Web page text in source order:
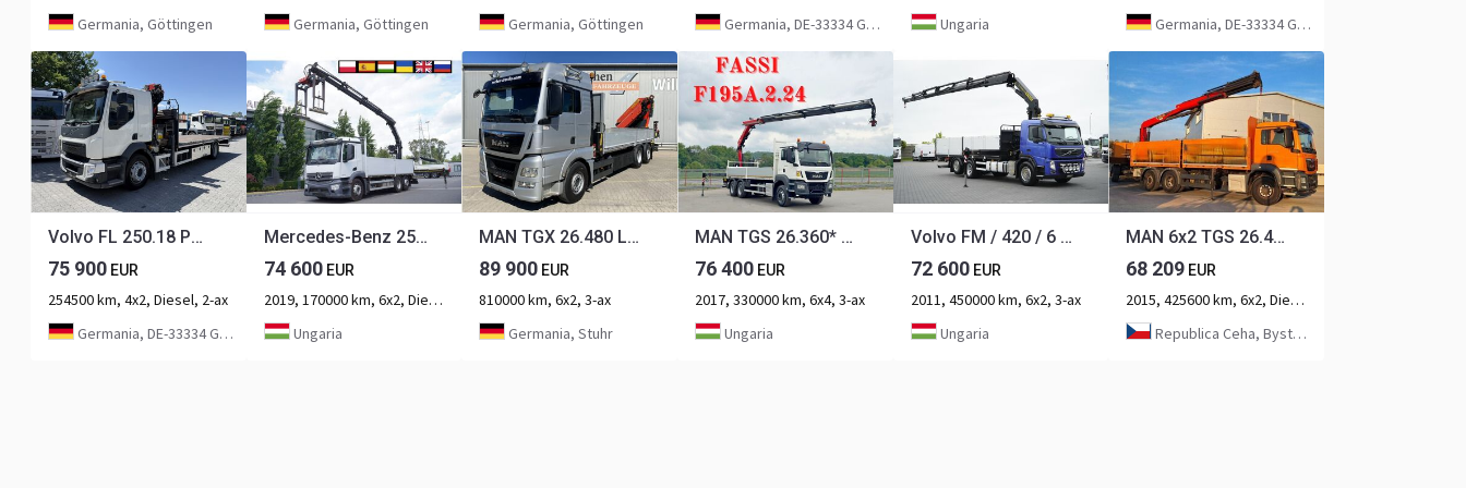
Germania, Göttingen Germania, Göttingen Germania, Göttingen Germania, DE-33334 Gütersloh Ungaria Germania, DE-33334 Gütersloh
Volvo FL 250.18 Palfinger 12.501 bis 15.50 Meter
75 900 EUR
254500 km, 4x2, Diesel, 2-ax
Germania, DE-33334 Gütersloh
Mercedes-Benz 2540 6x2 / 170 tys. km / HDS HIAB X-Duo 178
74 600EUR
2019, 170000 km, 6x2, Diesel, 3-ax
Ungaria
MAN TGX 26.480 LL Palfinger PK 53002-SHB
89 900 EUR
810000 km, 6x2, 3-ax
Germania, Stuhr
MAN TGS 26.360* FASSI F195A.2.24 / FUNK * 6x4 * TOP
76 400EUR
2017, 330000 km, 6x4, 3-ax
Ungaria
Volvo FM / 420 / 6 X 2 / SKRZYNIOWY + HDS / PALFINGER PK 26002 / WYS.
72 600EUR
2011, 450000 km, 6x2, 3-ax
Ungaria
MAN 6x2 TGS 26.440 (6x4 problem!)
68 209 EUR
2015, 425600 km, 6x2, Diesel, 3-ax
Republica Ceha, Bystrany